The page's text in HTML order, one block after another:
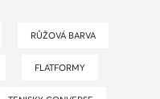
RŮŽOVÁ BARVA
FLATFORMY